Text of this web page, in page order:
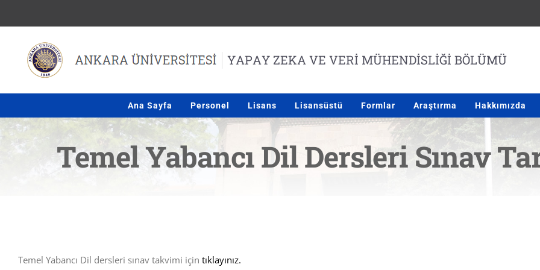
to
content
Ana Sayfa Personel Lisans Lisansüstü Formlar Araştırma Hakkımızda
Temel Yabancı Dil Dersleri Sınav
Temel Yabancı Dil dersleri sınav takvimi için tıklayınız.